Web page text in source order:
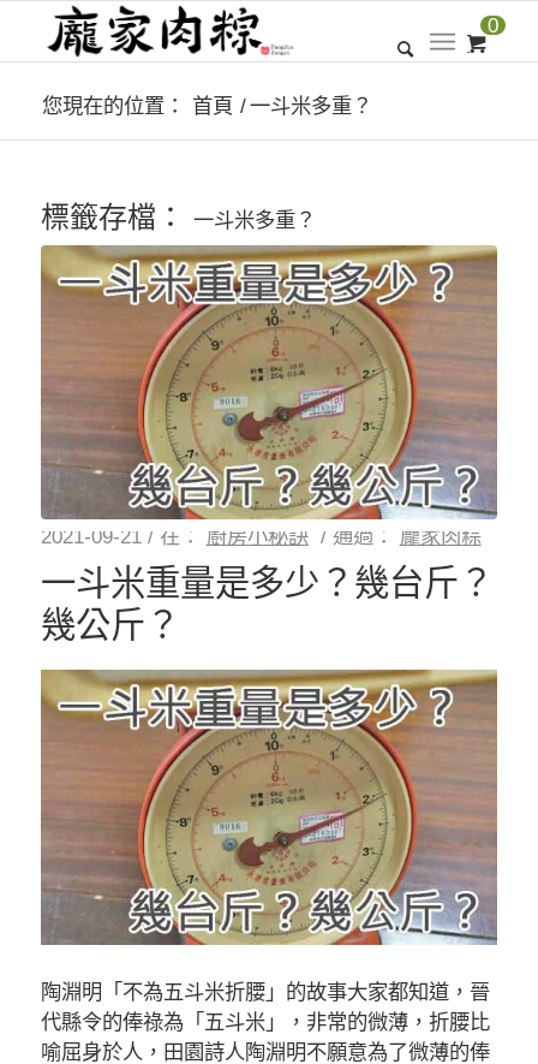
0
您現在的位置： 首頁 /一斗米多重？
標籤存檔： 一斗米多重？
2021-09-21 / 在： 廚房小秘訣 / 通過： 龐家肉粽
一斗米重量是多少？幾台斤？
幾公斤？
陶淵明「不為五斗米折腰」的故事大家都知道，晉
代縣令的俸祿為「五斗米」，非常的微薄，折腰比
喻屈身於人，田園詩人陶淵明不願意為了微薄的俸